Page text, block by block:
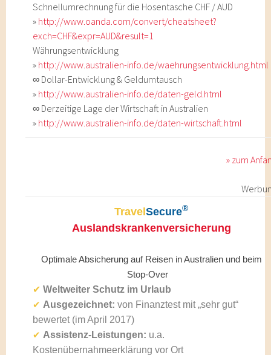
Schnellumrechnung für die Hosentasche CHF / AUD
» http://www.oanda.com/convert/cheatsheet?
exch=CHF&expr=AUD&result=1
Währungsentwicklung
» http://www.australien-info.de/waehrungsentwicklung.html
∞ Dollar-Entwicklung & Geldumtausch
» http://www.australien-info.de/daten-geld.html
∞ Derzeitige Lage der Wirtschaft in Australien
» http://www.australien-info.de/daten-wirtschaft.html
» zum
TravelSecure®
Auslandskrankenversicherung
Optimale Absicherung auf Reisen in Australien und beim
Stop-Over
✔Weltweiter Schutz im Urlaub
✔ Ausgezeichnet:von Finanztest mit „sehr gut“
bewertet (im April 2017)
✔ Assistenz-Leistungen: u.a.
Kostenübernahmeerklärung vor Ort